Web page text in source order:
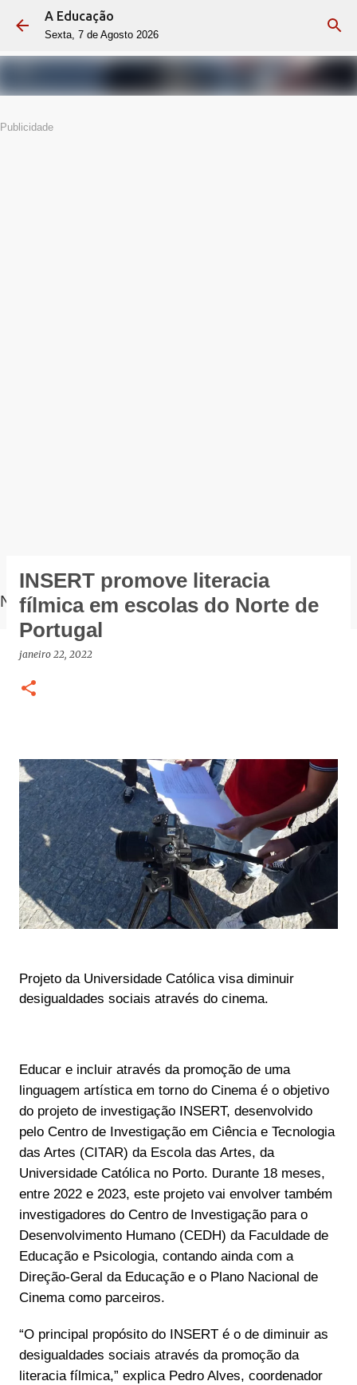
Avançar para o conteúdo principal
A Educação
Sexta, 7 de Agosto 2026
Publicidade
NOTÍCIAS
INSERT promove literacia
fílmica em escolas do Norte de
Portugal
janeiro 22, 2022
Projeto da Universidade Católica visa diminuir
desigualdades sociais através do cinema.
Educar e incluir através da promoção de uma
linguagem artística em torno do Cinema é o objetivo
do projeto de investigação INSERT, desenvolvido
pelo Centro de Investigação em Ciência e Tecnologia
das Artes (CITAR) da Escola das Artes, da
Universidade Católica no Porto. Durante 18 meses,
entre 2022 e 2023, este projeto vai envolver também
investigadores do Centro de Investigação para o
Desenvolvimento Humano (CEDH) da Faculdade de
Educação e Psicologia, contando ainda com a
Direção-Geral da Educação e o Plano Nacional de
Cinema como parceiros.
“O principal propósito do INSERT é o de diminuir as
desigualdades sociais através da promoção da
literacia fílmica,” explica Pedro Alves, coordenador